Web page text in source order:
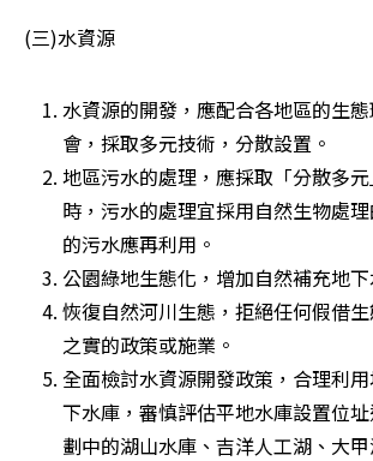
(三)水資源
水資源的開發，應配合各地區的生
會，採取多元技術，分散設置。
地區污水的處理，應採取「分散多
時，污水的處理宜採用自然生物處
的污水應再利用。
公園綠地生態化，增加自然補充地下
恢復自然河川生態，拒絕任何假借
之實的政策或施業。
全面檢討水資源開發政策，合理利
下水庫，審慎評估平地水庫設置位
劃中的湖山水庫、吉洋人工湖、大